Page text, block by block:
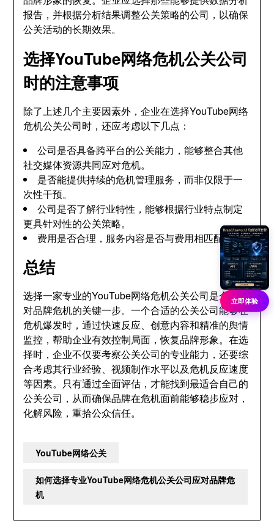
报告，并根据分析结果调整公关策略的公司，以确保
公关活动的长期效果。
选择YouTube网络危机公关公司
时的注意事项
除了上述几个主要因素外，企业在选择YouTube网络
危机公关公司时，还应考虑以下几点：
公司是否具备跨平台的公关能力，能够整合其他
社交媒体资源共同应对危机。
是否能提供持续的危机管理服务，而非仅限于一
次性干预。
公司是否了解行业特性，能够根据行业特点制定
更具针对性的公关策略。
费用是否合理，服务内容是否与费用相匹配。
总结
选择一家专业的YouTube网络危机公关公司是企业应
对品牌危机的关键一步。一个合适的公关公司能够在
危机爆发时，通过快速反应、创意内容和精准的舆情
监控，帮助企业有效控制局面，恢复品牌形象。在选
择时，企业不仅要考察公关公司的专业能力，还要综
合考虑其行业经验、视频制作水平以及危机反应速度
等因素。只有通过全面评估，才能找到最适合自己的
公关公司，从而确保品牌在危机面前能够稳步应对，
化解风险，重拾公众信任。
YouTube网络公关
如何选择专业YouTube网络危机公关公司应对品牌危
机
立即体验